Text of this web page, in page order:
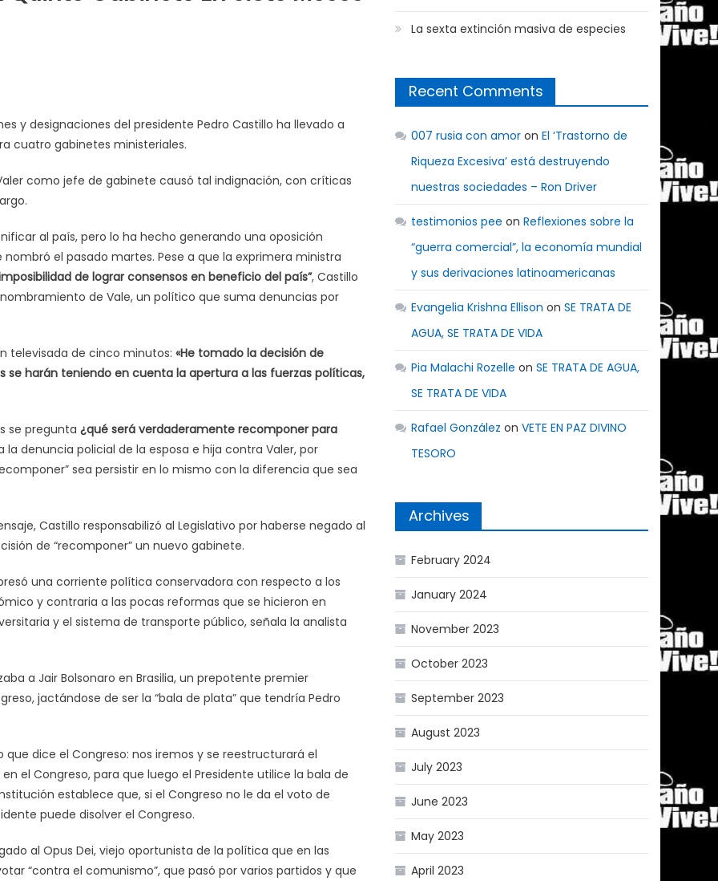
y designaciones del presidente Pedro Castillo ha llevado a
cuatro gabinetes ministeriales.
como jefe de gabinete causó tal indignación, con críticas
al país, pero lo ha hecho generando una oposición
el pasado martes. Pese a que la exprimera ministra
de lograr consensos en beneficio del país”, Castillo
de Vale, un político que suma denuncias por
televisada de cinco minutos: «He tomado la decisión de
se harán teniendo en cuenta la apertura a las fuerzas políticas,
se pregunta ¿qué será verdaderamente recomponer para
la denuncia policial de la esposa e hija contra Valer, por
sea persistir en lo mismo con la diferencia que sea
Castillo responsabilizó al Legislativo por haberse negado al
de “recomponer” un nuevo gabinete.
una corriente política conservadora con respecto a los
y contraria a las pocas reformas que se hicieron en
y el sistema de transporte público, señala la analista
a Jair Bolsonaro en Brasilia, un prepotente premier
jactándose de ser la “bala de plata” que tendría Pedro
dice el Congreso: nos iremos y se reestructurará el
el Congreso, para que luego el Presidente utilice la bala de
establece que, si el Congreso no le da el voto de
puede disolver el Congreso.
al Opus Dei, viejo oportunista de la política que en las
“contra el comunismo”, que pasó por varios partidos y que
La sexta extinción masiva de especies
Recent Comments
007 rusia con amor onEl ‘Trastorno de
Riqueza Excesiva’ está destruyendo
nuestras sociedades – Ron Driver
testimonios pee onReflexiones sobre la
“guerra comercial”, la economía mundial
y sus derivaciones latinoamericanas
Evangelia Krishna Ellison onSE TRATA DE
AGUA, SE TRATA DE VIDA
Pia Malachi Rozelle onSE TRATA DE AGUA,
SE TRATA DE VIDA
Rafael González onVETE EN PAZ DIVINO
TESORO
Archives
February 2024
January 2024
November 2023
October 2023
September 2023
August 2023
July 2023
June 2023
May 2023
April 2023